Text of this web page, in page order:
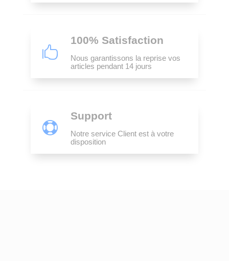

100% Satisfaction
Nous garantissons la reprise vos
articles pendant 14 jours

Support
Notre service Client est à votre
disposition